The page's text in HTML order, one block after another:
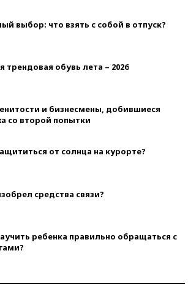
выбор: что взять с собой в отпуск?
трендовая обувь лета – 2026
и бизнесмены, добившиеся
со второй попытки
от солнца на курорте?
средства связи?
ребенка правильно обращаться с